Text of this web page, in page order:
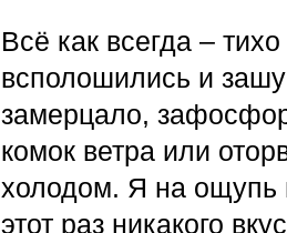
Всё как всегда –
всполошились и
замерцало,
комок ветра или
холодом. Я на ощупь
этот раз никакого